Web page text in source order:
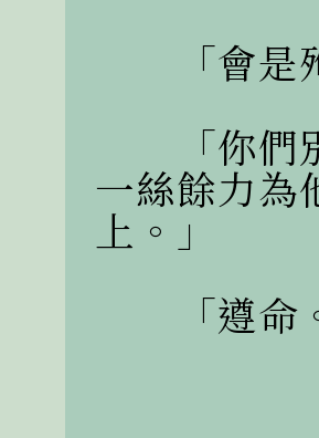
「會是
「你們別
一絲餘力為
上。」
「遵命